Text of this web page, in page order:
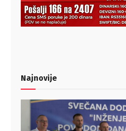
Najnovije